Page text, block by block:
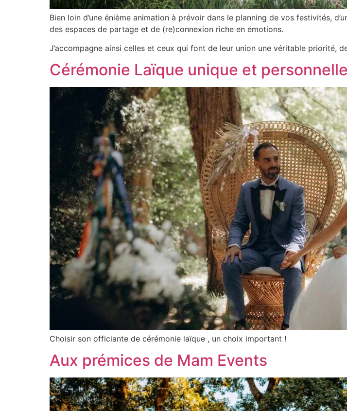
Bien loin d’une énième animation à prévoir dans le planning de vos festivités,
des espaces de partage et de (re)connexion riche en émotions.
J’accompagne ainsi celles et ceux qui font de leur union une véritable priorité,
Cérémonie Laïque unique et
Choisir son officiante de cérémonie laïque , un choix important !
Aux prémices de Mam Events